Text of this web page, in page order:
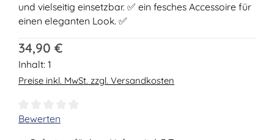
und vielseitig einsetzbar. ✅ ein fesches Accessoire für
einen eleganten Look. ✅
Regulärer Preis:
34,90 €
Inhalt: 1
Preise inkl. MwSt. zzgl. Versandkosten
Durchschnittliche Bewertung von 0 von 5 Sternen
Bewerten